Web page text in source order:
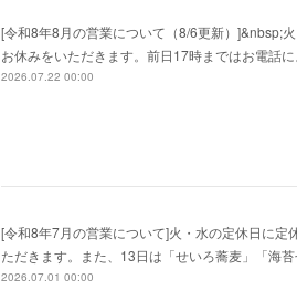
[令和8年8月の営業について（8/6更新）]&nbsp;
お休みをいただきます。前日17時まではお電話
2026.07.22 00:00
[令和8年7月の営業について]火・水の定休日に
ただきます。また、13日は「せいろ蕎麦」「海
2026.07.01 00:00